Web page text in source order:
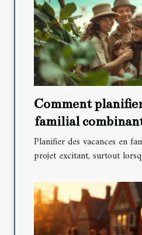
Comment
familial
détente à la plage
Planifier des vacances en
projet excitant, surtout